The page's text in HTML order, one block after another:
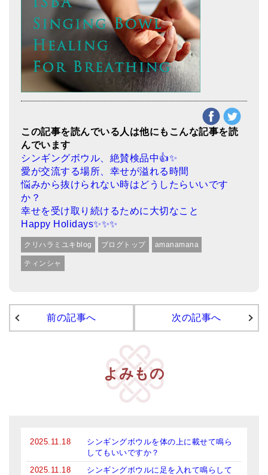
この記事を読んでいる人は他にもこんな記事を読
んでいます
シンギングボウル、絶賛検品中👍✨
愛が交流する場所、幸せが溢れる時間
悩みから抜けられない時はどうしたらいいです
か？
幸せを受け取り続けるために大切なこと
Happy Holidays✨✨✨
クリハラミユキblog ブログトップ amanamana
ティンシャ
前の記事へ 次の記事へ
よみもの
2025.11.18
シンギングボウルを体の上に載せて鳴ら
してもいいですか？
2025.11.18
シンギングボウルに足を入れて鳴らして